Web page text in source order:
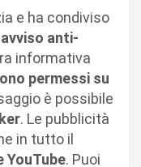
e ha condiviso
anti-
informativa
permessi su
è possibile
. Le pubblicità
in tutto il
. Puoi